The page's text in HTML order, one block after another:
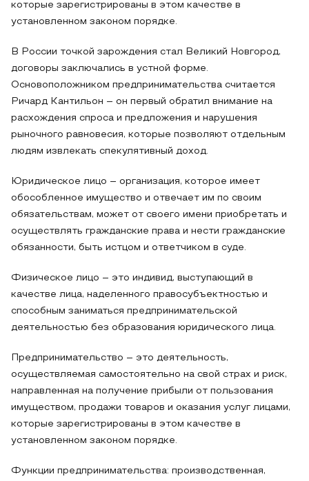
которые зарегистрированы в этом качестве в
установленном законом порядке.
В России точкой зарождения стал Великий Новгород,
договоры заключались в устной форме.
Основоположником предпринимательства считается
Ричард Кантильон – он первый обратил внимание на
расхождения спроса и предложения и нарушения
рыночного равновесия, которые позволяют отдельным
людям извлекать спекулятивный доход.
Юридическое лицо – организация, которое имеет
обособленное имущество и отвечает им по своим
обязательствам, может от своего имени приобретать и
осуществлять гражданские права и нести гражданские
обязанности, быть истцом и ответчиком в суде.
Физическое лицо – это индивид, выступающий в
качестве лица, наделенного правосубъектностью и
способным заниматься предпринимательской
деятельностью без образования юридического лица.
Предпринимательство – это деятельность,
осуществляемая самостоятельно на свой страх и риск,
направленная на получение прибыли от пользования
имуществом, продажи товаров и оказания услуг лицами,
которые зарегистрированы в этом качестве в
установленном законом порядке.
Функции предпринимательства: производственная,